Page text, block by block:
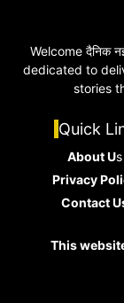
Welcome दैनिक
dedicated to
stories
Quick
About Us
Privacy
Contact
This